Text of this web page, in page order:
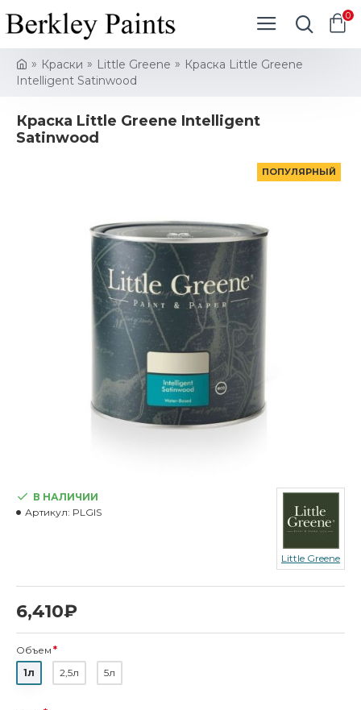
0
Краски Little Greene
Краска Little Greene
Intelligent Satinwood
Краска Little Greene Intelligent
Satinwood
ПОПУЛЯРНЫЙ
6,410₽
В НАЛИЧИИ
Артикул: PLGIS
Little Greene
Объем
1л
2,5л 5л